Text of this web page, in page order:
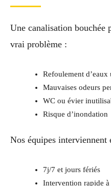
Une canalisation bouchée
vrai problème :
Refoulement d’eaux
Mauvaises odeurs
WC ou évier
Risque d’inondation
Nos équipes interviennent
7j/7 et jours fériés
Intervention rapide